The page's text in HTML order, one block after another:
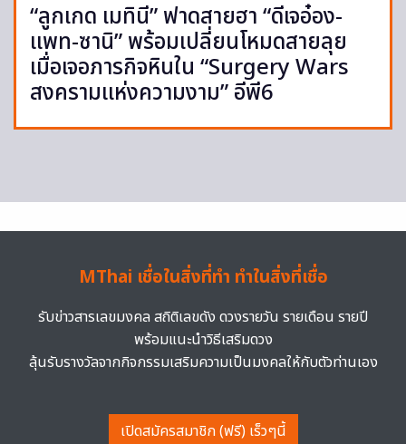
“ลูกเกด เมทินี” ฟาดสายฮา “ดีเจอ๋อง-
แพท-ซานิ” พร้อมเปลี่ยนโหมดสายลุย
เมื่อเจอภารกิจหินใน “Surgery Wars
สงครามแห่งความงาม” อีพี6
MThai เชื่อในสิ่งที่ทำ ทำในสิ่งที่เชื่อ
รับข่าวสารเลขมงคล สถิติเลขดัง ดวงรายวัน รายเดือน รายปี
พร้อมแนะนำวิธีเสริมดวง
ลุ้นรับรางวัลจากกิจกรรมเสริมความเป็นมงคลให้กับตัวท่านเอง
เปิดสมัครสมาชิก (ฟรี) เร็วๆนี้